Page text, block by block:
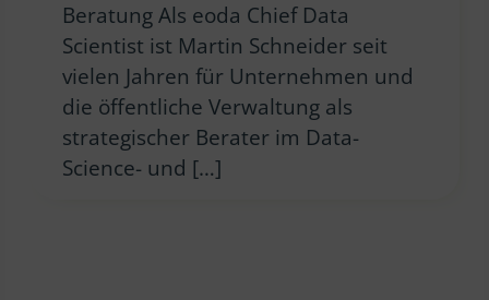
Beratung Als eoda Chief Data
Scientist ist Martin Schneider seit
vielen Jahren für Unternehmen und
die öffentliche Verwaltung als
strategischer Berater im Data-
Science- und […]